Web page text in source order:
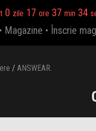
0 zile 17 ore 37 min 33
• Magazine • Înscrie
/ ANSWEAR.